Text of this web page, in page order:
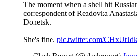
The moment when a shell hit
correspondent of Readovka
Donetsk.
She's fine. pic.twitter.com/